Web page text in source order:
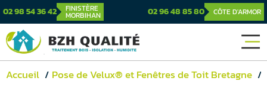
02 98 54 36 42 FINISTÈRE
MORBIHAN 02 96 48 85 80 CÔTE D'ARMOR
Accueil Pose de Velux® et Fenêtres de Toit Bretagne